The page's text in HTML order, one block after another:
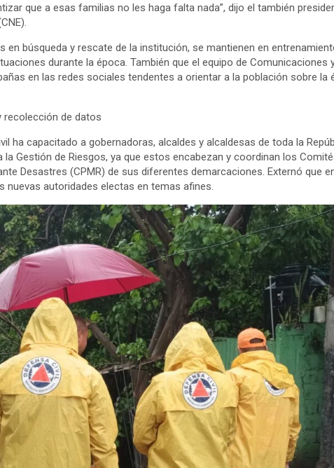
que a esas familias no les haga falta nada”, dijo el también
en búsqueda y rescate de la institución, se mantienen en
durante la época. También que el equipo de Comunicaciones
en las redes sociales tendentes a orientar a la población sobre la
recolección de datos
ha capacitado a gobernadoras, alcaldes y alcaldesas de toda la
Gestión de Riesgos, ya que estos encabezan y coordinan los
Desastres (CPMR) de sus diferentes demarcaciones. Externó que
nuevas autoridades electas en temas afines.